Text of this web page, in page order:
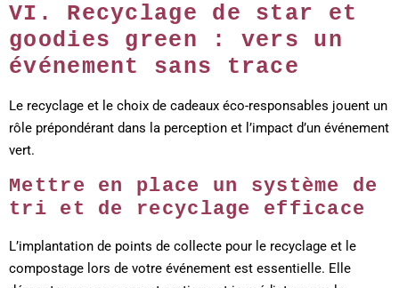
VI. Recyclage de star et
goodies green : vers un
événement sans trace
Le recyclage et le choix de cadeaux éco-responsables jouent un
rôle prépondérant dans la perception et l’impact d’un événement
vert.
Mettre en place un système de
tri et de recyclage efficace
L’implantation de points de collecte pour le recyclage et le
compostage lors de votre événement est essentielle. Elle